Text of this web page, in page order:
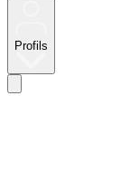
Profils